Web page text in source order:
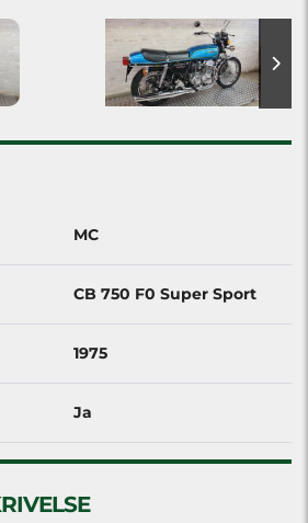
MC
CB 750 F0 Super Sport
1975
Ja